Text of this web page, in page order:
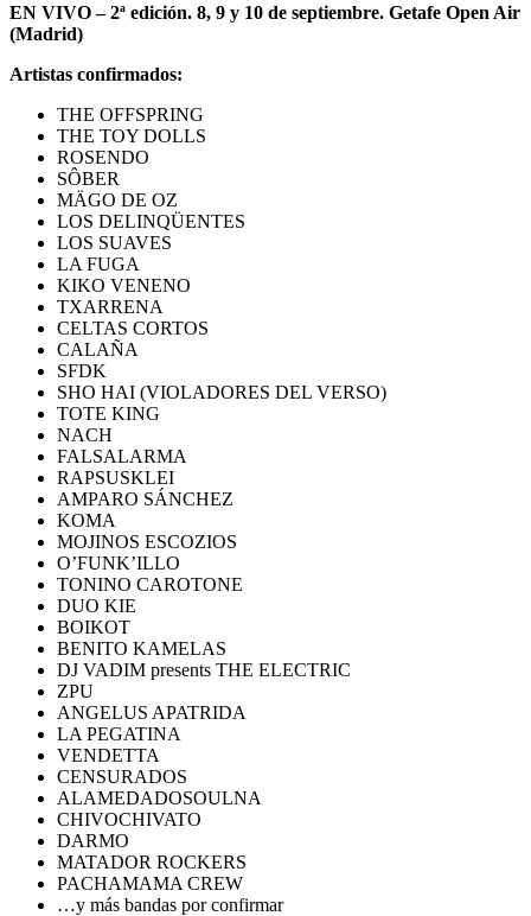
EN VIVO– 2ª edición. 8, 9 y 10 de septiembre. Getafe Open Air
(Madrid)
Artistas confirmados:
THE OFFSPRING
THE TOY DOLLS
ROSENDO
SÔBER
MÄGO DE OZ
LOS DELINQÜENTES
LOS SUAVES
LA FUGA
KIKO VENENO
TXARRENA
CELTAS CORTOS
CALAÑA
SFDK
SHO HAI (VIOLADORES DEL VERSO)
TOTE KING
NACH
FALSALARMA
RAPSUSKLEI
AMPARO SÁNCHEZ
KOMA
MOJINOS ESCOZIOS
O’FUNK’ILLO
TONINO CAROTONE
DUO KIE
BOIKOT
BENITO KAMELAS
DJ VADIM presents THE ELECTRIC
ZPU
ANGELUS APATRIDA
LA PEGATINA
VENDETTA
CENSURADOS
ALAMEDADOSOULNA
CHIVOCHIVATO
DARMO
MATADOR ROCKERS
PACHAMAMA CREW
…y más bandas por confirmar